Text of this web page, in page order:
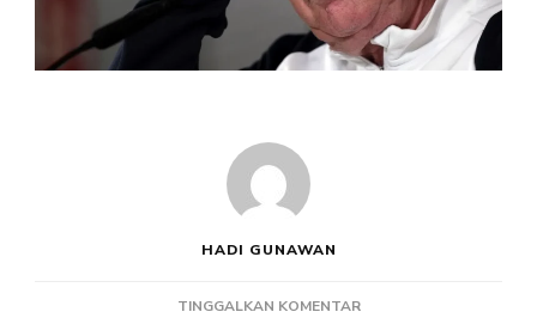
HADI GUNAWAN
TINGGALKAN KOMENTARPADA